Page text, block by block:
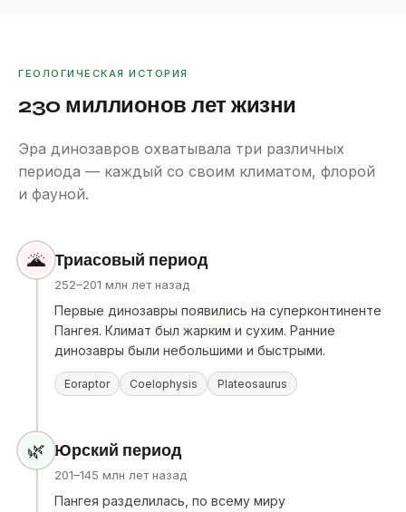
ГЕОЛОГИЧЕСКАЯ ИСТОРИЯ
230 миллионов лет жизни
Эра динозавров охватывала три различных
периода — каждый со своим климатом, флорой
и фауной.
🌋 Триасовый период
252–201 млн лет назад
Первые динозавры появились на суперконтиненте
Пангея. Климат был жарким и сухим. Ранние
динозавры были небольшими и быстрыми.
Eoraptor Coelophysis Plateosaurus
🌿 Юрский период
201–145 млн лет назад
Пангея разделилась, по всему миру